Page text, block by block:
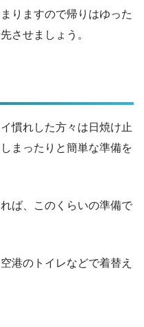
りますので帰りはゆった
させましょう。
慣れした方々は日焼け止
まったりと簡単な準備を
ば、このくらいの準備で
港のトイレなどで着替え